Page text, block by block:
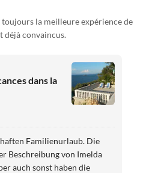
la meilleure expérience de
déjà convaincus.
dans la
Familienurlaub. Die
Beschreibung von Imelda
auch sonst haben die